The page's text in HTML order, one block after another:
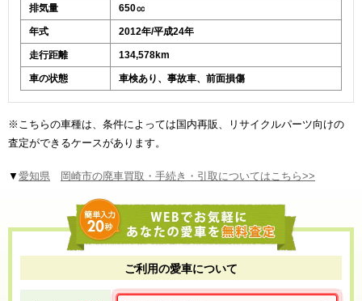
排気量 650㏄
年式 2012年/平成24年
走行距離 134,578km
車の状態 車検あり、事故車、前面損傷
※こちらの車種は、条件によっては国内再販、リサイクルパーツ向けの
査定ができるケースがあります。
▼ 愛知県 岡崎市の廃車買取・手続き・引取についてはこちら>>
ご利用の愛車について